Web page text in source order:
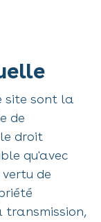
site sont la
de
droit
qu'avec
de
transmission,